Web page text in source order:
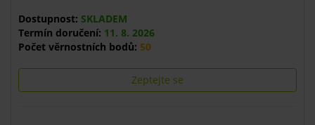
Dostupnost: SKLADEM
Termín doručení: 11. 8. 2026
Počet věrnostních bodů: 50
Zeptejte se